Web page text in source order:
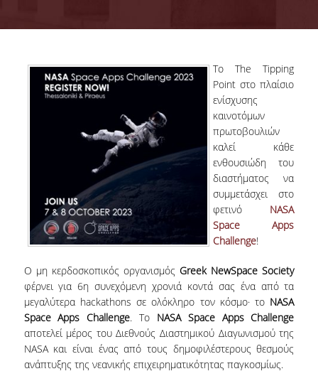
TESTIMONIALS ΔΙΑΚΡΙΣΕΩΝ
ΕΠΑΓΓΕΛΜΑΤΙΚΕΣ ΠΡΟΟΠΤΙΚΕΣ
ΓΙΑ ΜΑΘΗΤΕΣ ΛΥΚΕΙΟΥ
ΠΡΟΓΡΑΜΜΑ ΥΠΟΤΡΟΦΙΩΝ
ΚΡΙΤΗΡΙΑ ΚΑΙ ΔΙΑΔΙΚΑΣΙΑ ΕΠΙΛΟΓΗΣ
ΕΡΓΑΣΤΗΡΙΑΚΗ ΥΠΟΔΟΜΗ
TESTIMONIALS
ΒΡΑΒΕΙΑ ΕΞΑΙΡΕΤΙΚΗΣ ΕΠΙΔΟΣΗΣ ΣΤΗ
ΔΙΔΑΣΚΑΛΙΑ
ΑΝΘΡΩΠΙΝΟ ΔΥΝΑΜΙΚΟ
Το The Tipping
Point στο πλαίσιο
ενίσχυσης
καινοτόμων
πρωτοβουλιών
καλεί κάθε
ενθουσιώδη του
διαστήματος να
συμμετάσχει στο
φετινό NASA
Space Apps
Challenge!
Ο μη κερδοσκοπικός οργανισμός Greek NewSpace Society
φέρνει για 6η συνεχόμενη χρονιά κοντά σας ένα από τα
μεγαλύτερα hackathons σε ολόκληρο τον κόσμο· το NASA
Space Apps Challenge. Το NASA Space Apps Challenge
αποτελεί μέρος του Διεθνούς Διαστημικού Διαγωνισμού της
NASA και είναι ένας από τους δημοφιλέστερους θεσμούς
ανάπτυξης της νεανικής επιχειρηματικότητας παγκοσμίως.